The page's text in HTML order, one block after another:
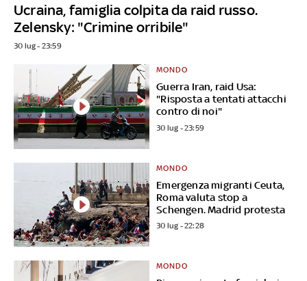
Ucraina, famiglia colpita da raid russo.
Zelensky: "Crimine orribile"
30 lug - 23:59
Guerra Iran, raid Usa:
"Risposta a tentati attacchi
contro di noi"
MONDO
30 lug - 23:59
Emergenza migranti Ceuta,
Roma valuta stop a
Schengen. Madrid protesta
MONDO
30 lug - 22:28
MONDO